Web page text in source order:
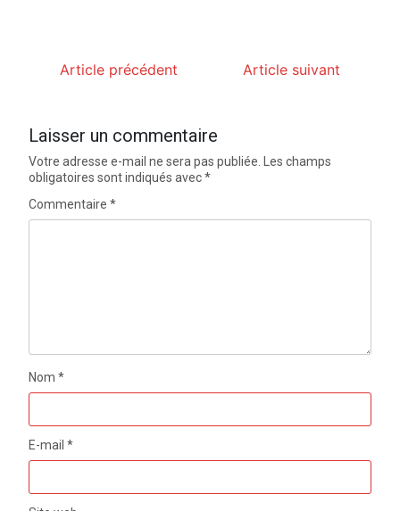
Article précédent Article suivant
Laisser un commentaire
Votre adresse e-mail ne sera pas publiée.
Les champs
obligatoires sont indiqués avec*
Commentaire*
Nom*
E-mail*